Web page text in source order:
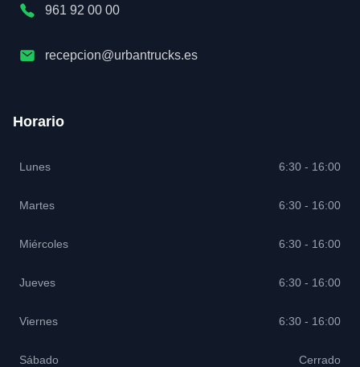
961 92 00 00
recepcion@urbantrucks.es
Horario
Lunes 6:30 - 16:00
Martes 6:30 - 16:00
Miércoles 6:30 - 16:00
Jueves 6:30 - 16:00
Viernes 6:30 - 16:00
Sábado Cerrado